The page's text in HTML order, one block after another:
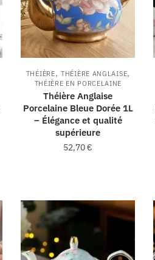
THÉIÈRE,THÉIÈRE ANGLAISE,
THÉIÈRE EN PORCELAINE
Théière Anglaise
Porcelaine Bleue Dorée 1L
– Élégance et qualité
supérieure
52,70€